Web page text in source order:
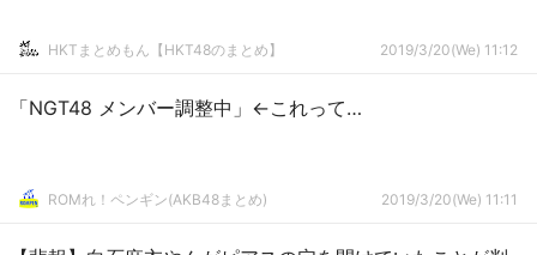
HKTまとめもん【HKT48のまとめ】 2019/3/20(We) 11:12
「NGT48 メンバー調整中」←これって…
ROMれ！ペンギン(AKB48まとめ) 2019/3/20(We) 11:11